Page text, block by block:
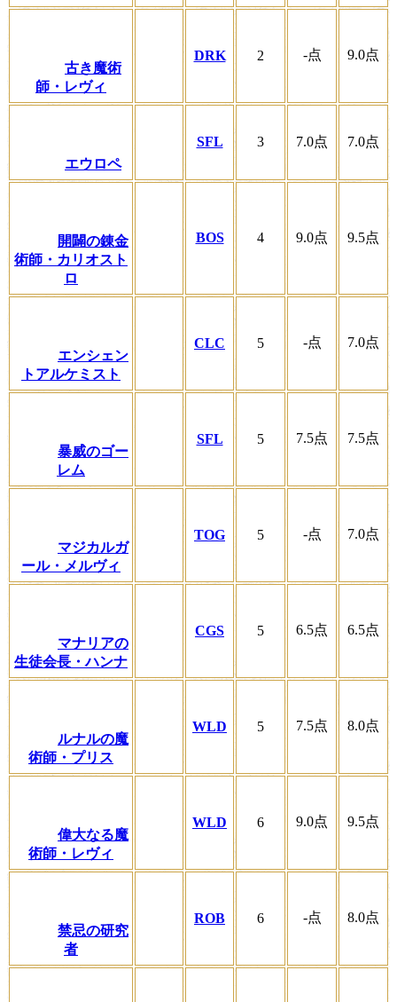
古き魔術
師・レヴィ
DRK 2 -点 9.0点
エウロペ
SFL 3 7.0点 7.0点
開闢の錬金
術師・カリオスト
ロ
BOS 4 9.0点 9.5点
エンシェン
トアルケミスト
CLC 5 -点 7.0点
暴威のゴー
レム
SFL 5 7.5点 7.5点
マジカルガ
ール・メルヴィ
TOG 5 -点 7.0点
マナリアの
生徒会長・ハンナ
CGS 5 6.5点 6.5点
ルナルの魔
術師・プリス
WLD 5 7.5点 8.0点
偉大なる魔
術師・レヴィ
WLD 6 9.0点 9.5点
禁忌の研究
者
ROB 6 -点 8.0点